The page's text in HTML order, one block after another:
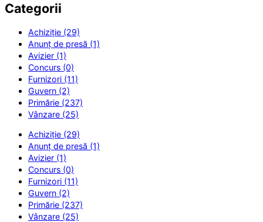
Categorii
Achiziție (29)
Anunț de presă (1)
Avizier (1)
Concurs (0)
Furnizori (11)
Guvern (2)
Primărie (237)
Vânzare (25)
Achiziție (29)
Anunț de presă (1)
Avizier (1)
Concurs (0)
Furnizori (11)
Guvern (2)
Primărie (237)
Vânzare (25)